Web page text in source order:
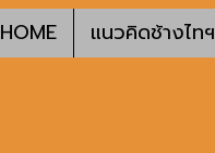
HOME แนวคิดช้างไทฯ